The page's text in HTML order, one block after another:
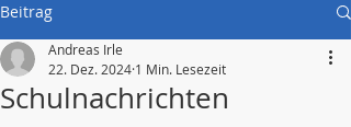
Beitrag
Schulnachrichten
Andreas Irle
22. Dez. 2024 1 Min. Lesezeit